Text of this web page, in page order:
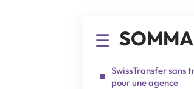
SwissTransfer sans
pour une agence